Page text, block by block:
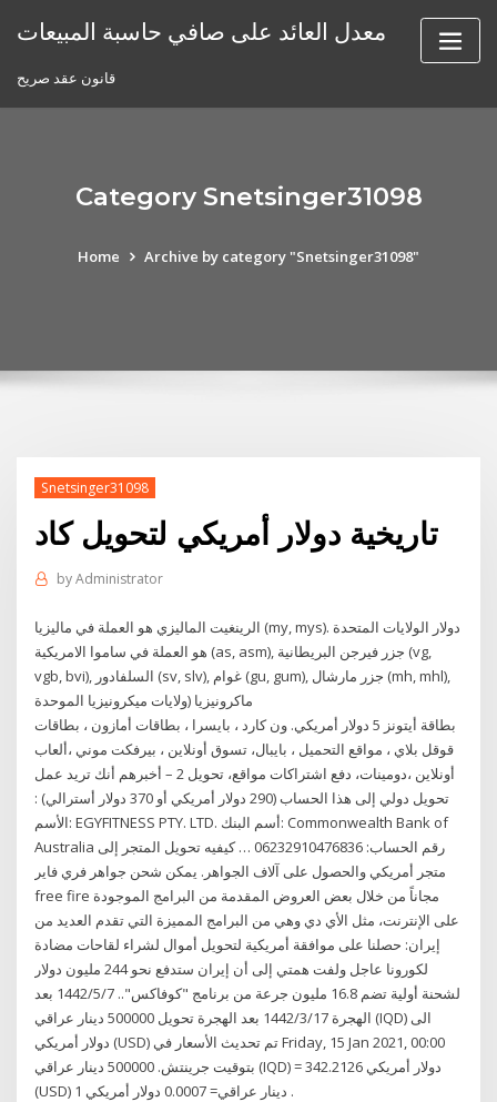
معدل العائد على صافي حاسبة المبيعات
قانون عقد صريح
Category Snetsinger31098
Home Archive by category "Snetsinger31098"
Snetsinger31098
تاريخية دولار أمريكي لتحويل كاد
byAdministrator
الرينغيت الماليزي هو العملة في ماليزيا (my, mys). دولار الولايات المتحدة
هو العملة في ساموا الامريكية (as, asm), جزر فيرجن البريطانية (vg,
vgb, bvi), السلفادور (sv, slv), غوام (gu, gum), جزر مارشال (mh, mhl),
ماكرونيزيا (ولايات ميكرونيزيا الموحدة
بطاقة أيتونز 5 دولار أمريكي. ون كارد ، بايسرا ، بطاقات أمازون ، بطاقات
قوقل بلاي ، مواقع التحميل ، بايبال، تسوق أونلاين ، بيرفكت موني ،ألعاب
أونلاين ،دومينات، دفع اشتراكات مواقع، تحويل 2 – أخبرهم أنك تريد عمل
تحويل دولي إلى هذا الحساب (290 دولار أمريكي أو 370 دولار أسترالي) :
الأسم: EGYFITNESS PTY. LTD. أسم البنك: Commonwealth Bank of
Australia رقم الحساب: 06232910476836 … كيفيه تحويل المتجر إلى
متجر أمريكي والحصول على آلاف الجواهر. يمكن شحن جواهر فري فاير
free fire مجاناً من خلال بعض العروض المقدمة من البرامج الموجودة
على الإنترنت، مثل الأي دي وهي من البرامج المميزة التي تقدم العديد من
إيران: حصلنا على موافقة أمريكية لتحويل أموال لشراء لقاحات مضادة
لكورونا عاجل ولفت همتي إلى أن إيران ستدفع نحو 244 مليون دولار
لشحنة أولية تضم 16.8 مليون جرعة من برنامج "كوفاكس".. 7‏‏/5‏‏/1442 بعد
الهجرة 17‏‏/3‏‏/1442 بعد الهجرة تحويل 500000 دينار عراقي (IQD) الى
دولار أمريكي (USD) تم تحديث الأسعار في Friday, 15 Jan 2021, 00:00
بتوقيت جرينتش. 500000 دينار عراقي (IQD) = 342.2126 دولار أمريكي
(USD) 1 دينار عراقي= 0.0007 دولار أمريكي .